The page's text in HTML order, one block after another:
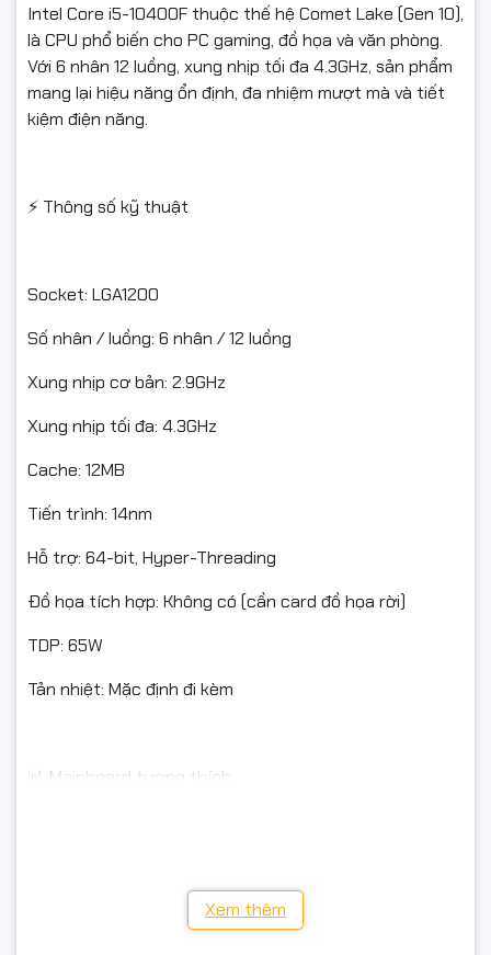
Intel Core i5-10400F thuộc thế hệ Comet Lake (Gen 10),
là CPU phổ biến cho PC gaming, đồ họa và văn phòng.
Với 6 nhân 12 luồng, xung nhịp tối đa 4.3GHz, sản phẩm
mang lại hiệu năng ổn định, đa nhiệm mượt mà và tiết
kiệm điện năng.
⚡ Thông số kỹ thuật
Socket: LGA1200
Số nhân / luồng: 6 nhân / 12 luồng
Xung nhịp cơ bản: 2.9GHz
Xung nhịp tối đa: 4.3GHz
Cache: 12MB
Tiến trình: 14nm
Hỗ trợ: 64-bit, Hyper-Threading
Đồ họa tích hợp: Không có (cần card đồ họa rời)
TDP: 65W
Tản nhiệt: Mặc định đi kèm
📊 Mainboard tương thích
Xem thêm